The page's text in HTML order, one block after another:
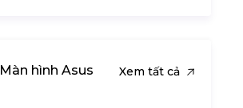
Màn hình Asus Xem tất cả